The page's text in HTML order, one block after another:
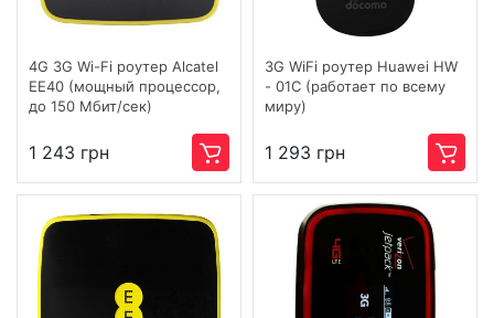
4G 3G Wi-Fi роутер Alcatel
EE40 (мощный процессор,
до 150 Мбит/сек)
1 243 грн
3G WiFi роутер Huawei HW
- 01C (работает по всему
миру)
1 293 грн